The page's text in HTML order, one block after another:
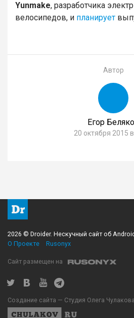
Yunmake, разработчика
велосипедов, и планирует
Автор
Егор
20 октября 2015
2026 © Droider. Нескучный сайт об Android
О Проекте
Rusonyx
Сайт размещен на
Создание сайта — Студия Олега Чулакова